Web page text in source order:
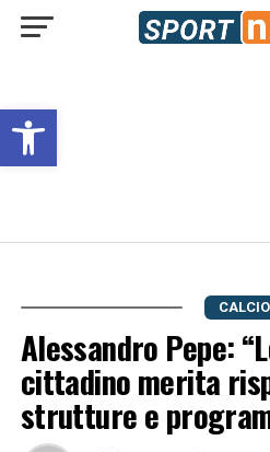
Open toolbar
CALCIO
Alessandro Pepe:
cittadino merita
strutture e